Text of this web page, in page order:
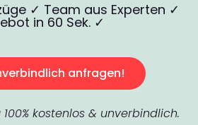
✓ Team aus Experten ✓
in 60 Sek. ✓
anfragen!
kostenlos & unverbindlich.